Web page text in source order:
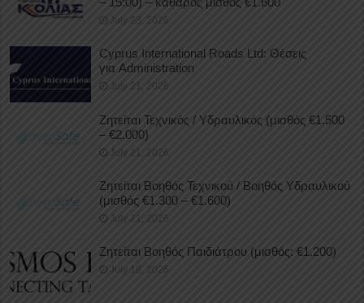
July 23, 2026
Cyprus International Roads Ltd: Θέσεις
για Administration
July 21, 2026
Ζητείται Τεχνικός / Υδραυλικός (μισθός €1.500
– €2.000)
July 21, 2026
Ζητείται Βοηθός Τεχνικού / Βοηθός Υδραυλικού
(μισθός €1.300 – €1.600)
July 21, 2026
Ζητείται Βοηθός Παιδιάτρου (μισθός: €1.200)
July 18, 2026